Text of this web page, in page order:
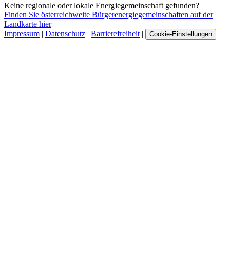
Keine regionale oder lokale Energiegemeinschaft gefunden?
Finden Sie österreichweite Bürgerenergiegemeinschaften auf der
Landkarte hier
Impressum | Datenschutz | Barrierefreiheit | Cookie-Einstellungen